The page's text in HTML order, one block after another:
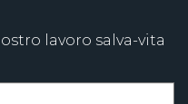
lavoro salva-vita